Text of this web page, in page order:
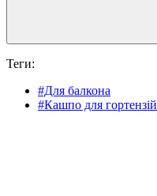
Теги:
#Для балкона
#Кашпо для гортензій